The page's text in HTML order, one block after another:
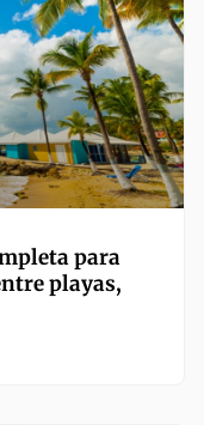
para
playas,